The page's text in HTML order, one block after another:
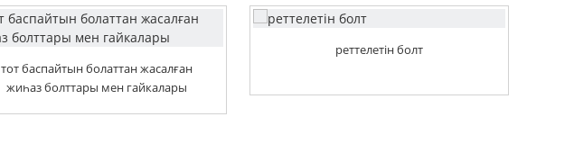
тот баспайтын болаттан жасалған
жиһаз болттары мен гайкалары
реттелетін болт